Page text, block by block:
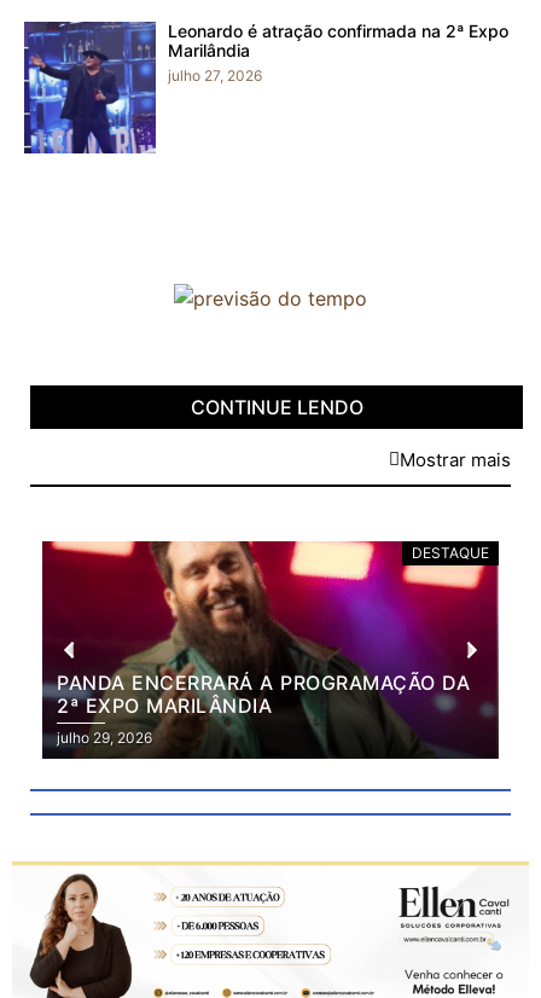
Leonardo é atração confirmada na 2ª Expo
Marilândia
julho 27, 2026
CONTINUE LENDO
Mostrar mais
DESTAQUE
PANDA ENCERRARÁ A PROGRAMAÇÃO DA
2ª EXPO MARILÂNDIA
julho 29, 2026